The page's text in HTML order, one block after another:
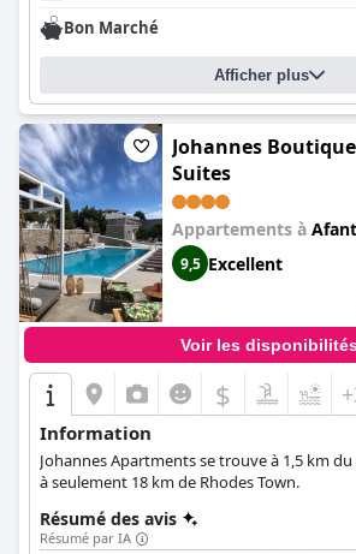
Bon Marché
Afficher plus
Johannes
Suites
Appartements à
9,5 Excellent
Voir les
$
Information
Johannes Apartments se trouve à 1,5 km
à seulement 18 km de Rhodes Town.
Résumé des avis
Résumé par IA